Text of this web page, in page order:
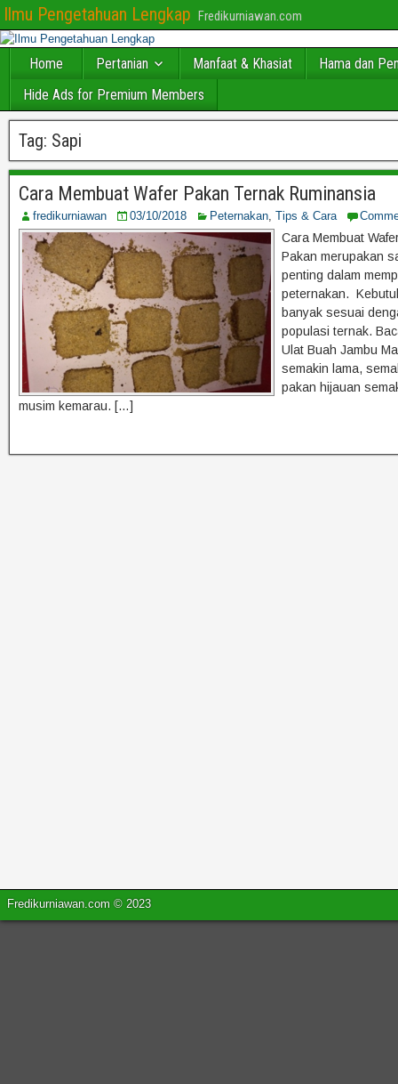
Ilmu Pengetahuan Lengkap Fredikurniawan.com
Home Pertanian Manfaat & Khasiat
Hama dan
Hide Ads for Premium Members
Tag: Sapi
Cara Membuat Wafer Pakan Ternak Ruminansia
fredikurniawan 03/10/2018 Peternakan, Tips & Cara
Cara Membuat
Pakan merupakan
penting dalam
peternakan.
banyak sesuai
populasi ternak.
Ulat Buah Jambu
semakin lama,
pakan hijauan
musim kemarau. […]
Fredikurniawan.com © 2023